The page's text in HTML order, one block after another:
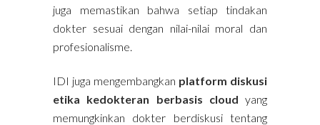
juga memastikan bahwa setiap tindakan
dokter sesuai dengan nilai-nilai moral dan
profesionalisme.
IDI juga mengembangkan platform diskusi
etika kedokteran berbasis cloud yang
memungkinkan dokter berdiskusi tentang